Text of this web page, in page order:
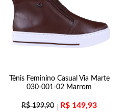
Tênis Feminino Casual Via Marte
030-001-02 Marrom
R$199,90 R$ 149,93